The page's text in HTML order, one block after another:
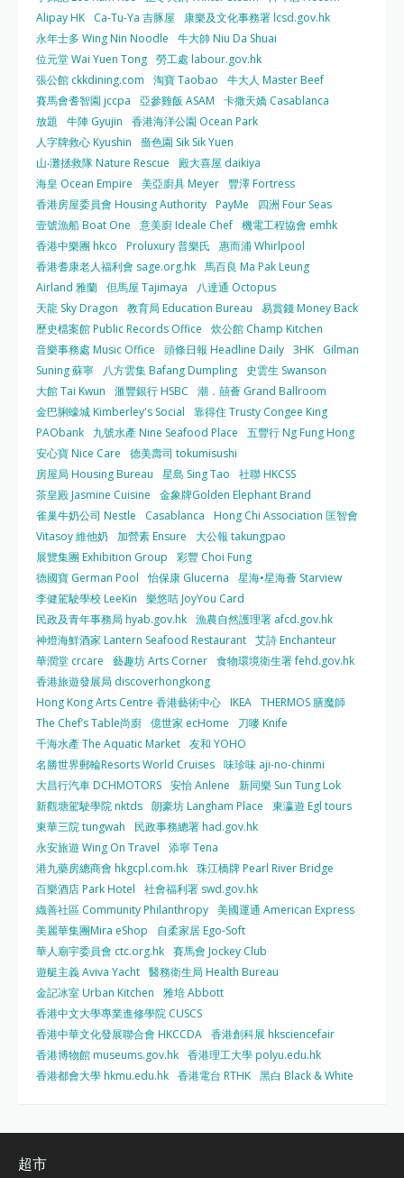
Alipay HK
Ca-Tu-Ya 吉豚屋
康樂及文化事務署 lcsd.gov.hk
永年士多 Wing Nin Noodle
牛大帥 Niu Da Shuai
位元堂 Wai Yuen Tong 勞工處 labour.gov.hk
張公館 ckkdining.com
淘寶 Taobao
牛大人 Master Beef
賽馬會耆智園 jccpa
亞參雞飯 ASAM
卡撒天嬌 Casablanca
放題
牛陣 Gyujin
香港海洋公園 Ocean Park
人字牌救心 Kyushin
嗇色園 Sik Sik Yuen
山‧灘拯救隊 Nature Rescue
殿大喜屋 daikiya
海皇 Ocean Empire
美亞廚具 Meyer 豐澤 Fortress
香港房屋委員會 Housing Authority PayMe
四洲 Four Seas
壹號漁船 Boat One
意美廚 Ideale Chef 機電工程協會 emhk
香港中樂團 hkco
Proluxury 普樂氏
惠而浦 Whirlpool
香港耆康老人福利會 sage.org.hk 馬百良 Ma Pak Leung
Airland 雅蘭 但馬屋 Tajimaya
八達通 Octopus
天龍 Sky Dragon
教育局 Education Bureau
易賞錢 Money Back
歷史檔案館 Public Records Office
炊公館 Champ Kitchen
音樂事務處 Music Office
頭條日報 Headline Daily 3HK
Gilman
Suning 蘇寧
八方雲集 Bafang Dumpling
史雲生 Swanson
大館 Tai Kwun
滙豐銀行 HSBC
潮．囍薈 Grand Ballroom
金巴脷蠔城 Kimberley's Social
靠得住 Trusty Congee King
PAObank
九號水產 Nine Seafood Place
五豐行 Ng Fung Hong
安心寶 Nice Care
德美壽司 tokumisushi
房屋局 Housing Bureau
星島 Sing Tao
社聯 HKCSS
茶皇殿 Jasmine Cuisine
金象牌Golden Elephant Brand
雀巢牛奶公司 Nestle
Casablanca
Hong Chi Association 匡智會
Vitasoy 維他奶
加營素 Ensure
大公報 takungpao
展覽集團 Exhibition Group
彩豐 Choi Fung
德國寶 German Pool
怡保康 Glucerna
星海•星海薈 Starview
李健駕駛學校 LeeKin
樂悠咭 JoyYou Card
民政及青年事務局 hyab.gov.hk 漁農自然護理署 afcd.gov.hk
神燈海鮮酒家 Lantern Seafood Restaurant 艾詩 Enchanteur
華潤堂 crcare
藝趣坊 Arts Corner 食物環境衛生署 fehd.gov.hk
香港旅遊發展局 discoverhongkong
Hong Kong Arts Centre 香港藝術中心 IKEA THERMOS 膳魔師
The Chef’s Table尚廚 億世家 ecHome
刀嘜 Knife
千海水產 The Aquatic Market 友和 YOHO
名勝世界郵輪Resorts World Cruises 味珍味 aji-no-chinmi
大昌行汽車 DCHMOTORS 安怡 Anlene
新同樂 Sun Tung Lok
新觀塘駕駛學院 nktds 朗豪坊 Langham Place
東瀛遊 Egl tours
東華三院 tungwah
民政事務總署 had.gov.hk
永安旅遊 Wing On Travel
添寧 Tena
港九藥房總商會 hkgcpl.com.hk 珠江橋牌 Pearl River Bridge
百樂酒店 Park Hotel
社會福利署 swd.gov.hk
織善社區 Community Philanthropy 美國運通 American Express
美麗華集團Mira eShop
自柔家居 Ego-Soft
華人廟宇委員會 ctc.org.hk 賽馬會 Jockey Club
遊艇主義 Aviva Yacht 醫務衛生局 Health Bureau
金記冰室 Urban Kitchen
雅培 Abbott
香港中文大學專業進修學院 CUSCS
香港中華文化發展聯合會 HKCCDA 香港創科展 hksciencefair
香港博物館 museums.gov.hk 香港理工大學 polyu.edu.hk
香港都會大學 hkmu.edu.hk 香港電台 RTHK 黑白 Black & White
超市